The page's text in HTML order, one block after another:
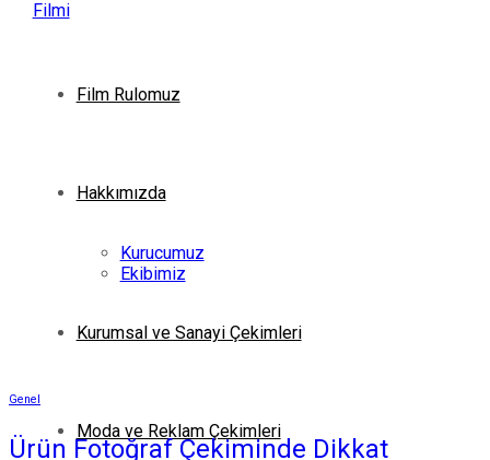
Film Rulomuz
Hakkımızda
Kurucumuz
Ekibimiz
Kurumsal ve Sanayi Çekimleri
Moda ve Reklam Çekimleri
Genel
Ürün Fotoğraf Çekiminde Dikkat